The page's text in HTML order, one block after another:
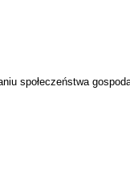
społeczeństwa